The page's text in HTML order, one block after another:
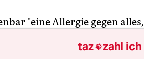
"eine Allergie gegen
die entsetzte Aufregung über
taz zahl ich